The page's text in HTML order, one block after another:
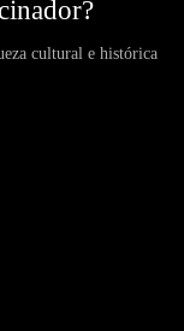
cultural e histórica